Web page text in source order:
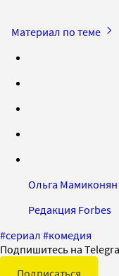
Материал по теме
Ольга Мамиконян
Редакция Forbes
#сериал #комедия
Подпишитесь на
Подписаться